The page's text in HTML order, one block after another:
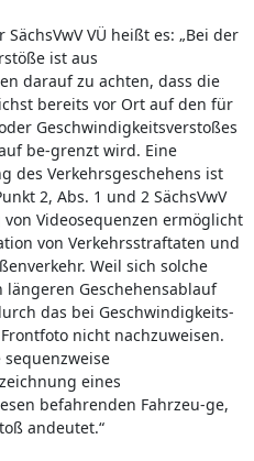
VÜ heißt es: „Bei der
ist aus
darauf zu achten, dass die
bereits vor Ort auf den für
Geschwindigkeitsverstoßes
be-grenzt wird. Eine
des Verkehrsgeschehens ist
2, Abs. 1 und 2 SächsVwV
Videosequenzen ermöglicht
von Verkehrsstraftaten und
Weil sich solche
Geschehensablauf
das bei Geschwindigkeits-
nicht nachzuweisen.
eines
befahrenden Fahrzeu-ge,
andeutet.“